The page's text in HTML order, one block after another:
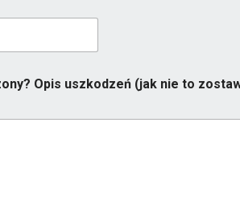
Opis uszkodzeń (jak nie to